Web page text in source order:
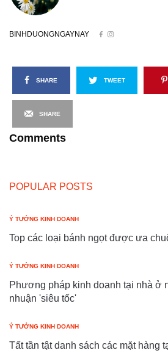
BINHDUONGNGAYNAY
SHARE TWEET
SHARE
Comments
POPULAR POSTS
Ý TƯỞNG KINH DOANH
Top các loại bánh ngọt được ưa
Ý TƯỞNG KINH DOANH
Phương pháp kinh doanh tại nhà ở
nhuận 'siêu tốc'
Ý TƯỞNG KINH DOANH
Tất tần tật danh sách các mặt hàng